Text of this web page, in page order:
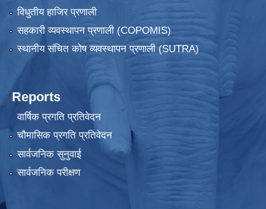
विधुतीय हाजिर प्रणाली
सहकारी व्यवस्थापन प्रणाली (COPOMIS)
स्थानीय संचित कोष व्यवस्थापन प्रणाली (SUTRA)
Reports
वार्षिक प्रगति प्रतिवेदन
चौमासिक प्रगति प्रतिवेदन
सार्वजनिक सुनुवाई
सार्वजनिक परीक्षण